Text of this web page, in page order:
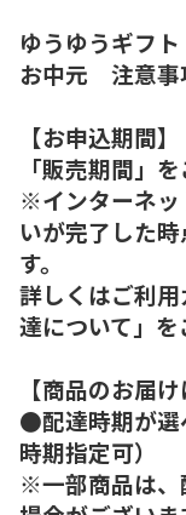
ゆうゆうギフ
お中元 注意事
【お申込期間】
「販売期間」
※インターネッ
いが完了した
す。
詳しくはご利
達について」を
【商品のお届け
●配達時期が選
時期指定可）
※一部商品は、